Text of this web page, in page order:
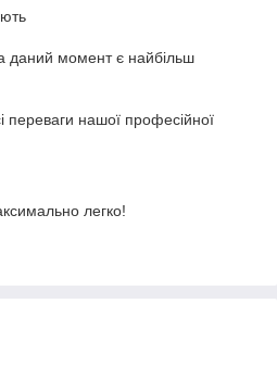
даний момент є найбільш
переваги нашої професійної
легко!